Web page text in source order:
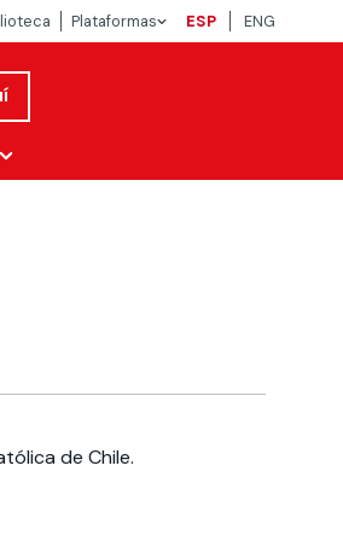
Plataformas ESP ENG
de Chile.